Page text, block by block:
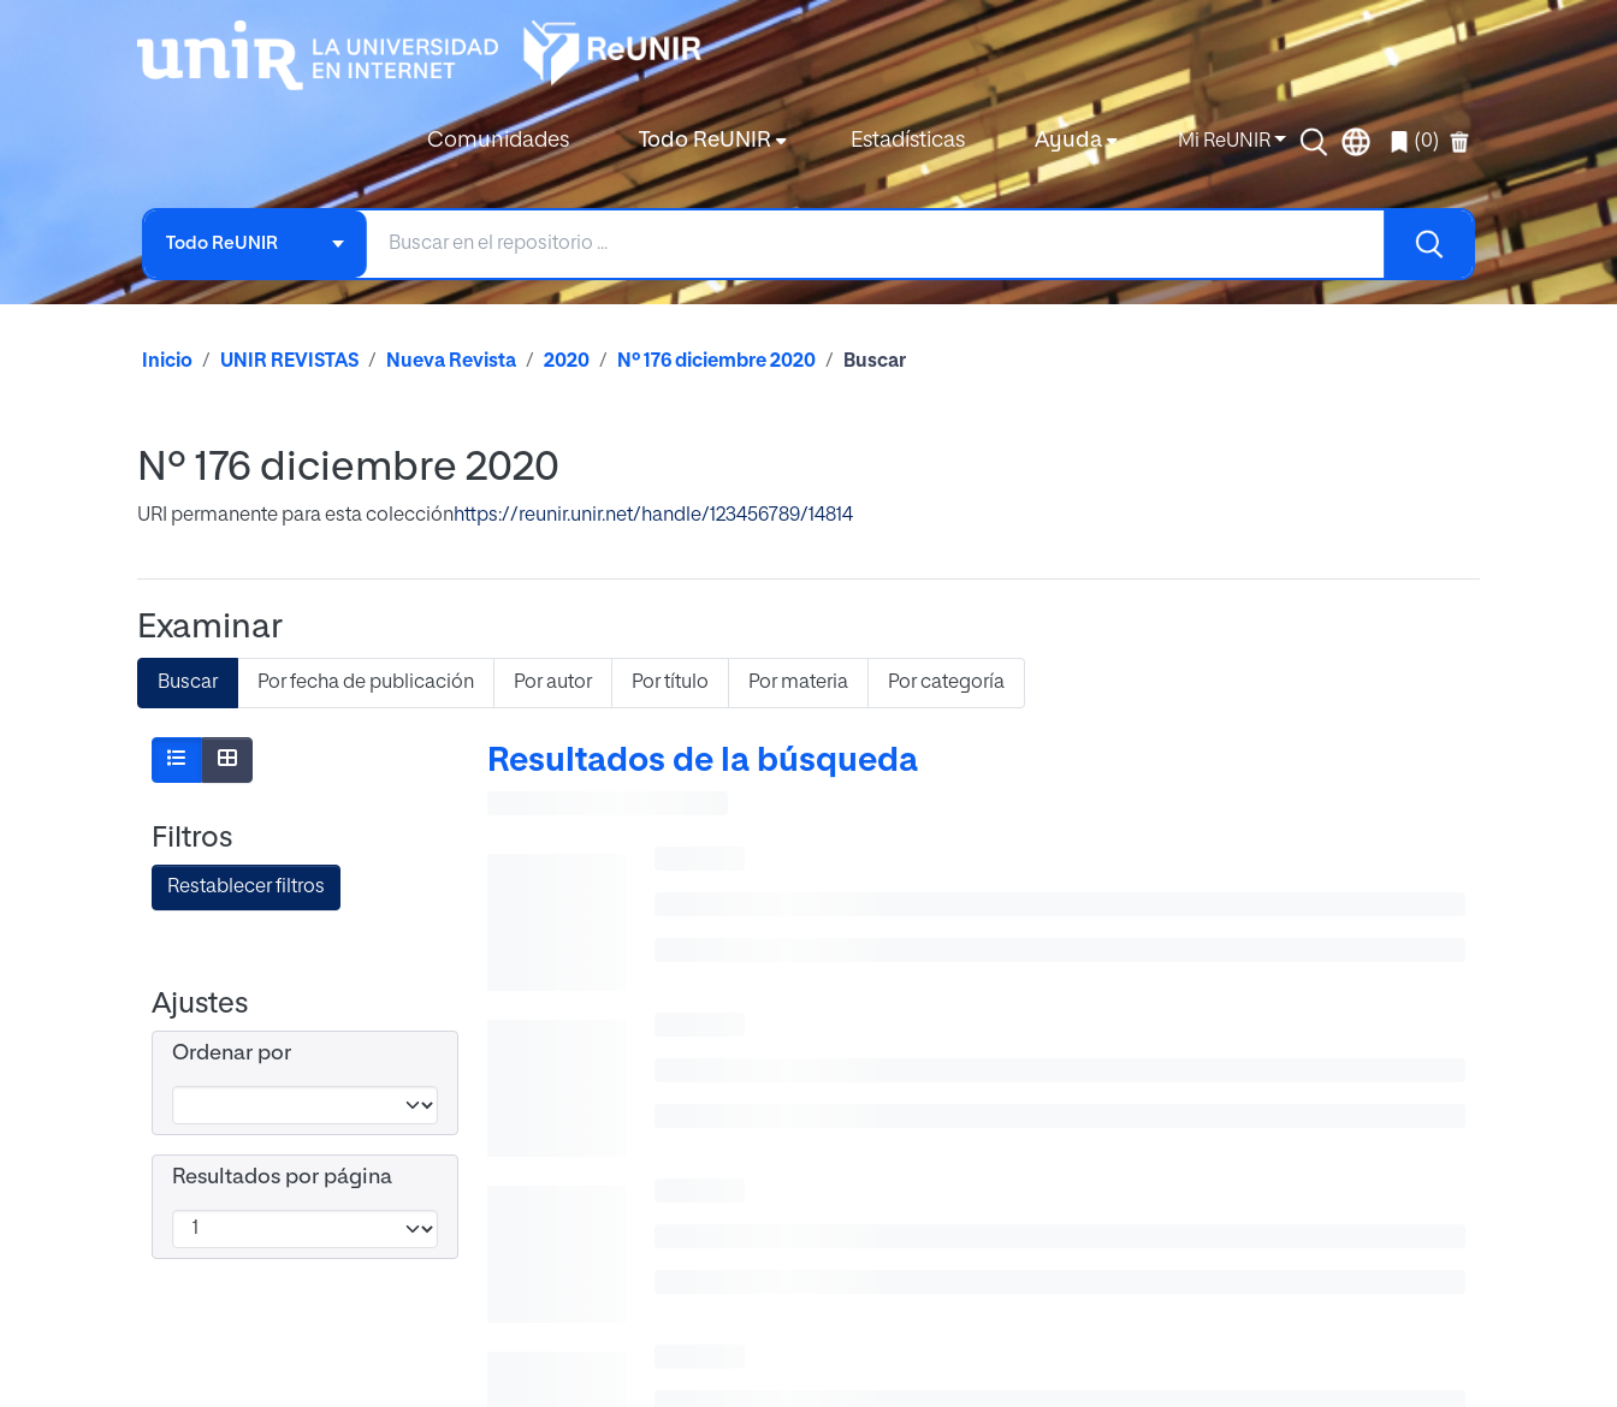
Comunidades Todo ReUNIR Estadísticas Ayuda Mi ReUNIR (0)
Todo ReUNIR
Inicio UNIR REVISTAS Nueva Revista 2020 Nº 176 diciembre 2020 Buscar
Nº 176 diciembre 2020
URI permanente para esta colecciónhttps://reunir.unir.net/handle/123456789/14814
Examinar
Buscar Por fecha de publicación Por autor Por título Por materia Por categoría
Filtros
Restablecer filtros
Ajustes
Ordenar por
Resultados por página
Resultados de la búsqueda